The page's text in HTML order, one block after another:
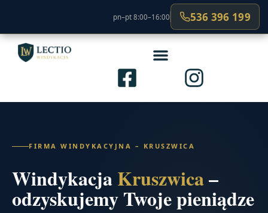
pn–pt 8:00–16:00 536 396 199
FIRMA WINDYKACYJNA – KRUSZWICA
WindykacjaKruszwica–
odzyskujemy Twoje pieniądze